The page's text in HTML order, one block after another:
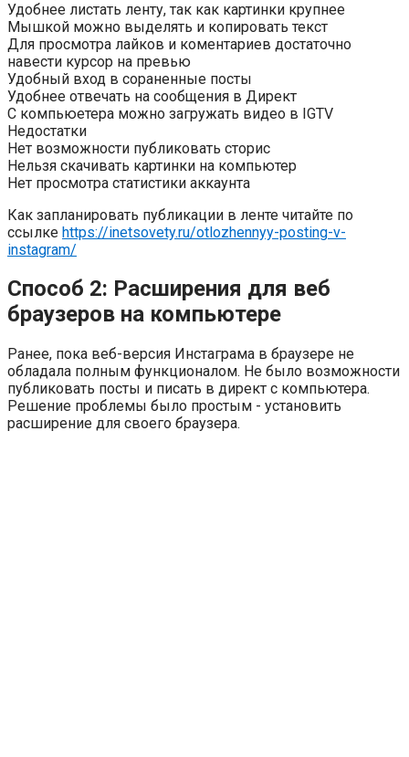
Удобнее листать ленту, так как картинки крупнее
Мышкой можно выделять и копировать текст
Для просмотра лайков и коментариев достаточно
навести курсор на превью
Удобный вход в сораненные посты
Удобнее отвечать на сообщения в Директ
С компьюетера можно загружать видео в IGTV
Недостатки
Нет возможности публиковать сторис
Нельзя скачивать картинки на компьютер
Нет просмотра статистики аккаунта
Как запланировать публикации в ленте читайте по
ссылке https://inetsovety.ru/otlozhennyy-posting-v-
instagram/
Способ 2: Расширения для веб
браузеров на компьютере
Ранее, пока веб-версия Инстаграма в браузере не
обладала полным функционалом. Не было возможности
публиковать посты и писать в директ с компьютера.
Решение проблемы было простым - установить
расширение для своего браузера.